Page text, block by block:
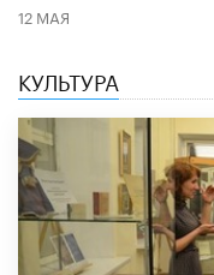
12 МАЯ
КУЛЬТУРА